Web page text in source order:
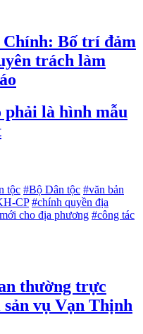
Bố trí đảm
trách làm
phải là hình mẫu
tộc #Bộ Dân tộc #văn bản
CP #chính quyền địa
cho địa phương #công tác
thường trực
vụ Vạn Thịnh